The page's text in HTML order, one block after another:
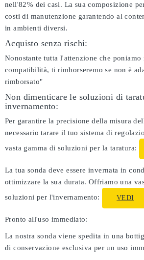
nell'82% dei casi. La sua composizione
costi di manutenzione garantendo al
in ambienti diversi.
Acquisto senza rischi:
Nonostante tutta l'attenzione che
compatibilità, ti rimborseremo se non è
rimborsato"
Non dimenticare le soluzioni di
invernamento:
Per garantire la precisione della misura
necessario tarare il tuo sistema di
vasta gamma di soluzioni per la taratura:
La tua sonda deve essere invernata in
ottimizzare la sua durata. Offriamo una
soluzioni per l'invernamento:
VEDI
Pronto all'uso immediato:
La nostra sonda viene spedita in una
di conservazione esclusiva per un uso